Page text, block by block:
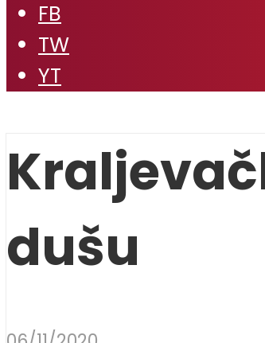
FB
TW
YT
dušu